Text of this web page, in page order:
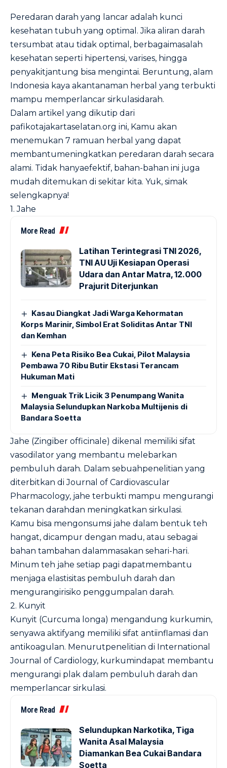
Peredaran darah yang lancar adalah kunci
kesehatan tubuh yang optimal. Jika aliran darah
tersumbat atau tidak optimal, berbagaimasalah
kesehatan seperti hipertensi, varises, hingga
penyakitjantung bisa mengintai. Beruntung, alam
Indonesia kaya akantanaman herbal yang terbukti
mampu memperlancar sirkulasidarah.
Dalam artikel yang dikutip dari
pafikotajakartaselatan.org ini, Kamu akan
menemukan 7 ramuan herbal yang dapat
membantumeningkatkan peredaran darah secara
alami. Tidak hanyaefektif, bahan-bahan ini juga
mudah ditemukan di sekitar kita. Yuk, simak
selengkapnya!
1. Jahe
More Read
Latihan Terintegrasi TNI 2026,
TNI AU Uji Kesiapan Operasi
Udara dan Antar Matra, 12.000
Prajurit Diterjunkan
Kasau Diangkat Jadi Warga Kehormatan
Korps Marinir, Simbol Erat Soliditas Antar TNI
dan Kemhan
Kena Peta Risiko Bea Cukai, Pilot Malaysia
Pembawa 70 Ribu Butir Ekstasi Terancam
Hukuman Mati
Menguak Trik Licik 3 Penumpang Wanita
Malaysia Selundupkan Narkoba Multijenis di
Bandara Soetta
Jahe (Zingiber officinale) dikenal memiliki sifat
vasodilator yang membantu melebarkan
pembuluh darah. Dalam sebuahpenelitian yang
diterbitkan diJournal of Cardiovascular
Pharmacology, jahe terbukti mampu mengurangi
tekanan darahdan meningkatkan sirkulasi.
Kamu bisa mengonsumsi jahe dalam bentuk teh
hangat, dicampur dengan madu, atau sebagai
bahan tambahan dalammasakan sehari-hari.
Minum teh jahe setiap pagi dapatmembantu
menjaga elastisitas pembuluh darah dan
mengurangirisiko penggumpalan darah.
2. Kunyit
Kunyit (Curcuma longa) mengandung kurkumin,
senyawa aktifyang memiliki sifat antiinflamasi dan
antikoagulan. Menurutpenelitian di International
Journal of Cardiology, kurkumindapat membantu
mengurangi plak dalam pembuluh darah dan
memperlancar sirkulasi.
More Read
Selundupkan Narkotika, Tiga
Wanita Asal Malaysia
Diamankan Bea Cukai Bandara
Soetta